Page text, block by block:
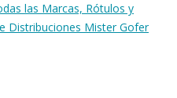
las Marcas, Rótulos y
Distribuciones Mister Gofer